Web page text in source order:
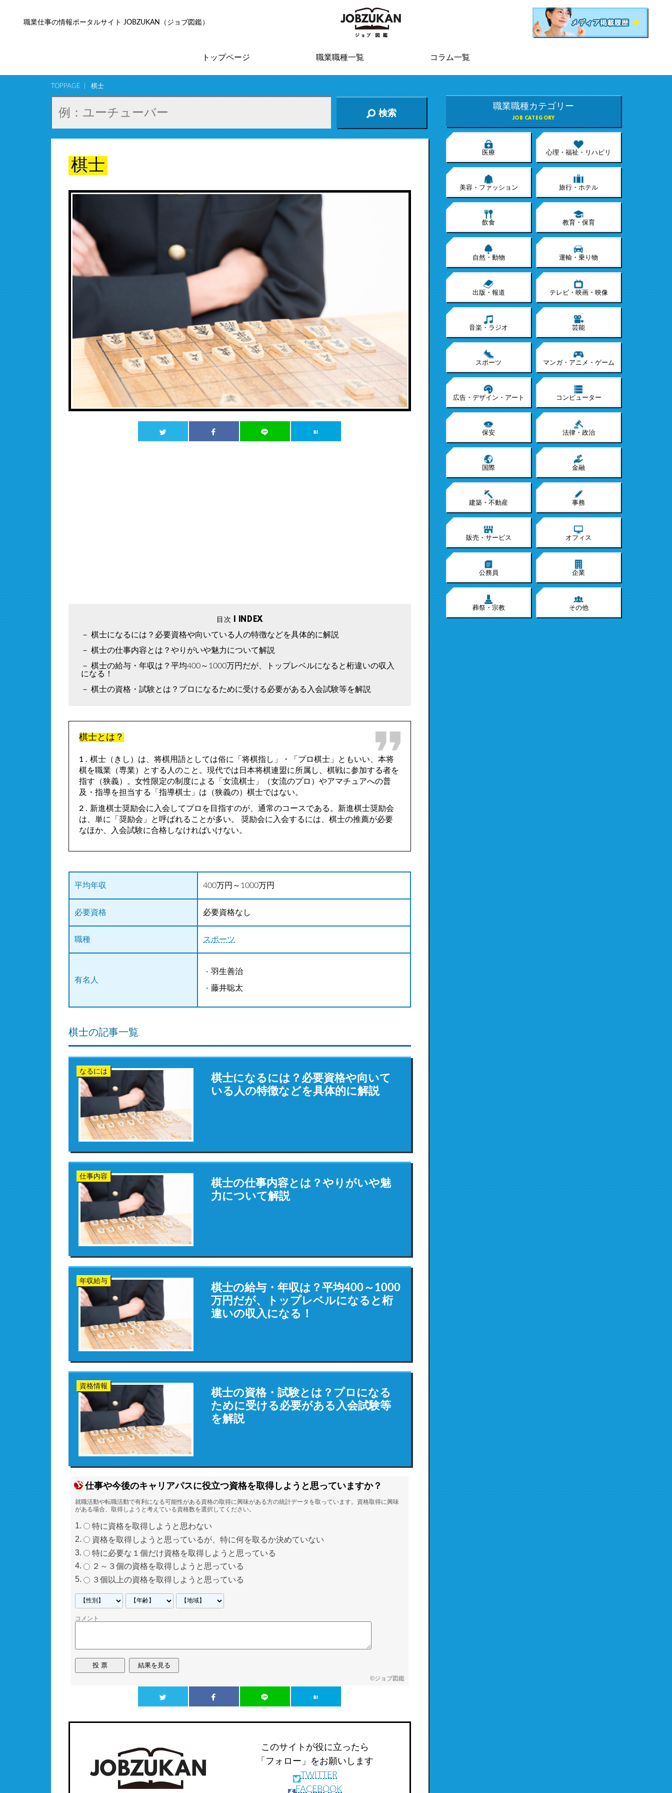
職業仕事の情報ポータルサイト JOBZUKAN（ジョブ図鑑）
トップページ 職業職種一覧 コラム一覧
TOPPAGE 棋士
検索
棋士
棋士になるには？必要資格や向いている人の特徴などを具体的に解説
棋士の仕事内容とは？やりがいや魅力について解説
棋士の給与・年収は？平均400～1000万円だが、トップレベルになると桁違いの収入
になる！
棋士の資格・試験とは？プロになるために受ける必要がある入会試験等を解説
棋士とは？
棋士（きし）は、将棋用語としては俗に「将棋指し」・「プロ棋士」ともいい、本将
棋を職業（専業）とする人のこと。現代では日本将棋連盟に所属し、棋戦に参加する者を
指す（狭義）。女性限定の制度による「女流棋士」（女流のプロ）やアマチュアへの普
及・指導を担当する「指導棋士」は（狭義の）棋士ではない。
新進棋士奨励会に入会してプロを目指すのが、通常のコースである。新進棋士奨励会
は、単に「奨励会」と呼ばれることが多い。 奨励会に入会するには、棋士の推薦が必要
なほか、入会試験に合格しなければいけない。
平均年収 400万円～1000万円
必要資格 必要資格なし
職種 スポーツ
有名人
羽生善治
藤井聡太
棋士の記事一覧
なるには
棋士になるには？必要資格や向いて
いる人の特徴などを具体的に解説
仕事内容
棋士の仕事内容とは？やりがいや魅
力について解説
年収給与
棋士の給与・年収は？平均400～1000
万円だが、トップレベルになると桁
違いの収入になる！
資格情報
棋士の資格・試験とは？プロになる
ために受ける必要がある入会試験等
を解説
仕事や今後のキャリアパスに役立つ資格を取得しようと思っていますか？
就職活動や転職活動で有利になる可能性がある資格の取得に興味がある方の統計データを取っています。資格取得に興味
がある場合、取得しようと考えている資格数を選択してください。
特に資格を取得しようと思わない
資格を取得しようと思っているが、特に何を取るか決めていない
特に必要な１個だけ資格を取得しようと思っている
２～３個の資格を取得しようと思っている
３個以上の資格を取得しようと思っている
コメント
©ジョブ図鑑
このサイトが役に立ったら
「フォロー」をお願いします
TWITTER
FACEBOOK
職業職種カテゴリー
JOB CATEGORY
医療 心理・福祉・リハビリ
美容・ファッション 旅行・ホテル
飲食 教育・保育
自然・動物 運輸・乗り物
出版・報道 テレビ・映画・映像
音楽・ラジオ 芸能
スポーツ マンガ・アニメ・ゲーム
広告・デザイン・アート コンピューター
保安 法律・政治
国際 金融
建築・不動産 事務
販売・サービス オフィス
公務員 企業
葬祭・宗教 その他